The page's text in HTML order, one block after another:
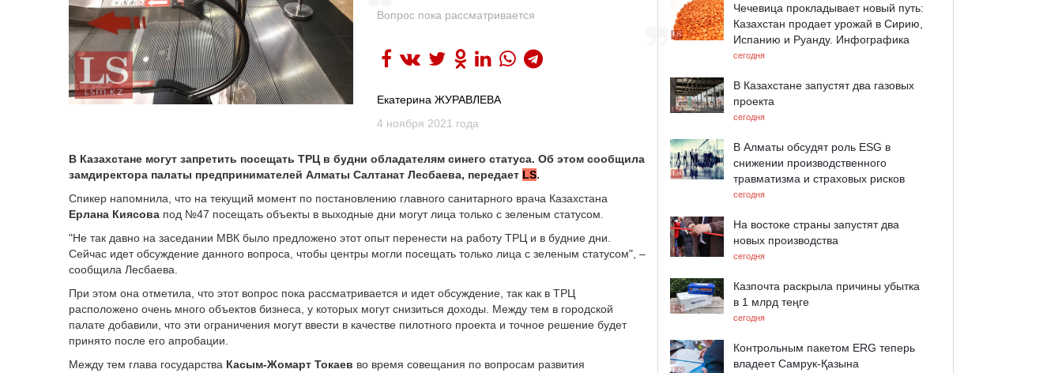
Вопрос пока рассматривается
Екатерина ЖУРАВЛЕВА
4 ноября 2021 года
В Казахстане могут запретить посещать ТРЦ в будни обладателям синего статуса. Об этом сообщила
замдиректора палаты предпринимателей Алматы Салтанат Лесбаева, передает LS.
Спикер напомнила, что на текущий момент по постановлению главного санитарного врача Казахстана
Ерлана Киясова под №47 посещать объекты в выходные дни могут лица только с зеленым статусом.
"Не так давно на заседании МВК было предложено этот опыт перенести на работу ТРЦ и в будние дни.
Сейчас идет обсуждение данного вопроса, чтобы центры могли посещать только лица с зеленым статусом", –
сообщила Лесбаева.
При этом она отметила, что этот вопрос пока рассматривается и идет обсуждение, так как в ТРЦ
расположено очень много объектов бизнеса, у которых могут снизиться доходы. Между тем в городской
палате добавили, что эти ограничения могут ввести в качестве пилотного проекта и точное решение будет
принято после его апробации.
Между тем глава государства Касым-Жомарт Токаев во время совещания по вопросам развития
Чечевица прокладывает новый путь:
Казахстан продает урожай в Сирию,
Испанию и Руанду. Инфографика
сегодня
В Казахстане запустят два газовых
проекта
сегодня
В Алматы обсудят роль ESG в
снижении производственного
травматизма и страховых рисков
сегодня
На востоке страны запустят два
новых производства
сегодня
Казпочта раскрыла причины убытка
в 1 млрд теңге
сегодня
Контрольным пакетом ERG теперь
владеет Самрук-Қазына